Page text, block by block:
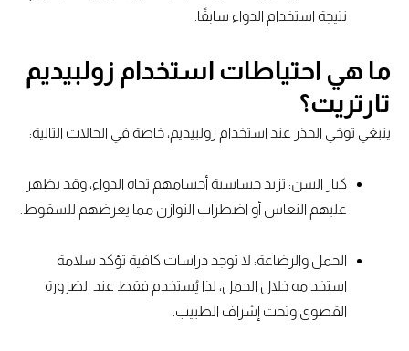
نتيجة استخدام الدواء سابقًا.
ما هي احتياطات استخدام زولبيديم
تارتريت؟
ينبغي توخي الحذر عند استخدام زولبيديم، خاصة في الحالات التالية:
كبار السن: تزيد حساسية أجسامهم تجاه الدواء، وقد يظهر
عليهم النعاس أو اضطراب التوازن مما يعرضهم للسقوط.
الحمل والرضاعة: لا توجد دراسات كافية تؤكد سلامة
استخدامه خلال الحمل، لذا يُستخدم فقط عند الضرورة
القصوى وتحت إشراف الطبيب.